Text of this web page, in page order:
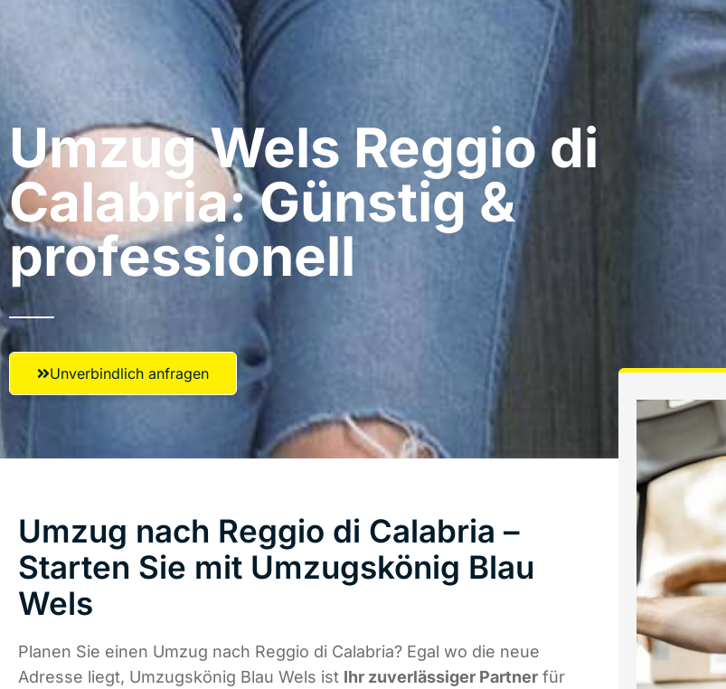
Umzug Wels​ Reggio di
Calabria: Günstig &
professionell​
Unverbindlich anfragen
Umzug nach Reggio di Calabria –
Starten Sie mit Umzugskönig Blau
Wels
Planen Sie einen Umzug nach Reggio di Calabria? Egal wo die neue
Adresse liegt, Umzugskönig Blau Wels ist Ihr zuverlässiger Partner für